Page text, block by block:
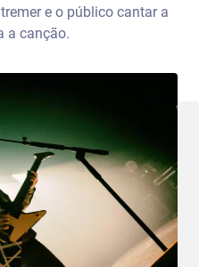
e o público cantar a
a canção.